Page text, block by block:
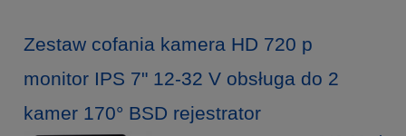
Zestaw cofania kamera HD 720 p
monitor IPS 7" 12-32 V obsługa do 2
kamer 170° BSD rejestrator